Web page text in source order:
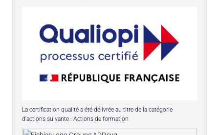
La certification qualité a été délivrée au titre de la catégorie
d'actions suivante : Actions de formation